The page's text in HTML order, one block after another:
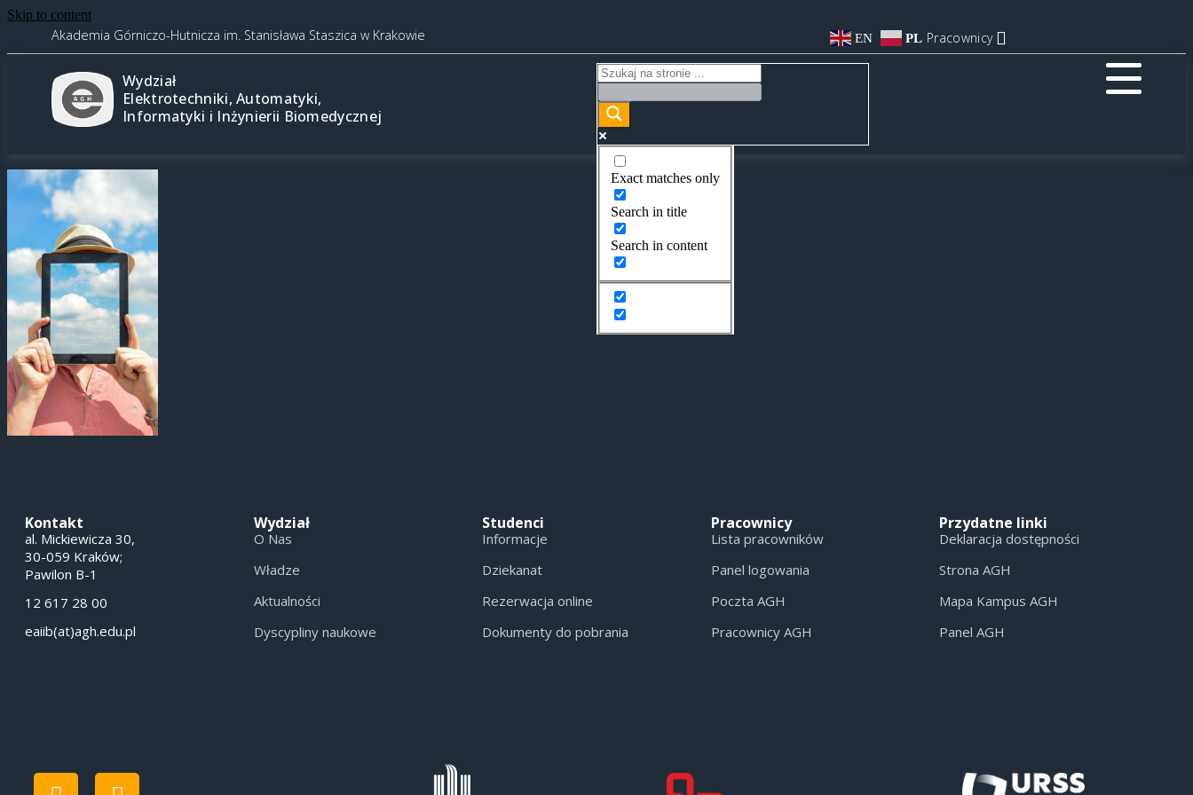
Skip to content
Akademia Górniczo-Hutnicza im. Stanisława Staszica w Krakowie EN PL Pracownicy
Wydział
Elektrotechniki, Automatyki,
Informatyki i Inżynierii Biomedycznej
Exact matches only
Search in title
Search in content
Kontakt
al. Mickiewicza 30,
30-059 Kraków;
Pawilon B-1
12 617 28 00
eaiib(at)agh.edu.pl
Wydział
O Nas
Władze
Aktualności
Dyscypliny naukowe
Studenci
Informacje
Dziekanat
Rezerwacja online
Dokumenty do pobrania
Pracownicy
Lista pracowników
Panel logowania
Poczta AGH
Pracownicy AGH
Przydatne linki
Deklaracja dostępności
Strona AGH
Mapa Kampus AGH
Panel AGH